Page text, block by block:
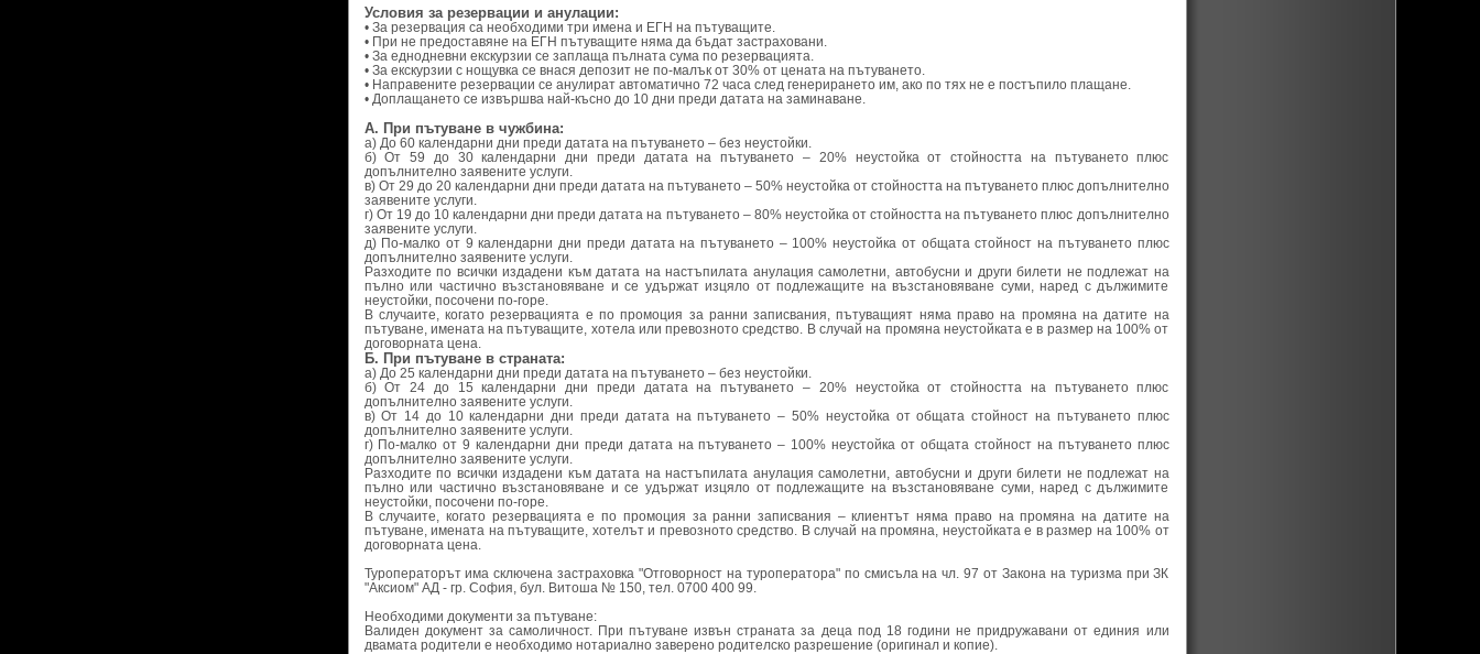
Условия за резервации и анулации:
• За резервация са необходими три имена и ЕГН на пътуващите.
• При не предоставяне на ЕГН пътуващите няма да бъдат застраховани.
• За еднодневни екскурзии се заплаща пълната сума по резервацията.
• За екскурзии с нощувка се внася депозит не по-малък от 30% от цената на пътуването.
• Направените резервации се анулират автоматично 72 часа след генерирането им, ако по тях не е постъпило плащане.
• Доплащането се извършва най-късно до 10 дни преди датата на заминаване.
А. При пътуване в чужбина:
а) До 60 календарни дни преди датата на пътуването – без неустойки.
б) От 59 до 30 календарни дни преди датата на пътуването – 20% неустойка от стойността на пътуването плюс
допълнително заявените услуги.
в) От 29 до 20 календарни дни преди датата на пътуването – 50% неустойка от стойността на пътуването плюс допълнително
заявените услуги.
г) От 19 до 10 календарни дни преди датата на пътуването – 80% неустойка от стойността на пътуването плюс допълнително
заявените услуги.
д) По-малко от 9 календарни дни преди датата на пътуването – 100% неустойка от общата стойност на пътуването плюс
допълнително заявените услуги.
Разходите по всички издадени към датата на настъпилата анулация самолетни, автобусни и други билети не подлежат на
пълно или частично възстановяване и се удържат изцяло от подлежащите на възстановяване суми, наред с дължимите
неустойки, посочени по-горе.
В случаите, когато резервацията е по промоция за ранни записвания, пътуващият няма право на промяна на датите на
пътуване, имената на пътуващите, хотела или превозното средство. В случай на промяна неустойката е в размер на 100% от
договорната цена.
Б. При пътуване в страната:
а) До 25 календарни дни преди датата на пътуването – без неустойки.
б) От 24 до 15 календарни дни преди датата на пътуването – 20% неустойка от стойността на пътуването плюс
допълнително заявените услуги.
в) От 14 до 10 календарни дни преди датата на пътуването – 50% неустойка от общата стойност на пътуването плюс
допълнително заявените услуги.
г) По-малко от 9 календарни дни преди датата на пътуването – 100% неустойка от общата стойност на пътуването плюс
допълнително заявените услуги.
Разходите по всички издадени към датата на настъпилата анулация самолетни, автобусни и други билети не подлежат на
пълно или частично възстановяване и се удържат изцяло от подлежащите на възстановяване суми, наред с дължимите
неустойки, посочени по-горе.
В случаите, когато резервацията е по промоция за ранни записвания – клиентът няма право на промяна на датите на
пътуване, имената на пътуващите, хотелът и превозното средство. В случай на промяна, неустойката е в размер на 100% от
договорната цена.
Туроператорът има сключена застраховка "Отговорност на туроператора" по смисъла на чл. 97 от Закона на туризма при ЗК
"Аксиом" АД - гр. София, бул. Витоша № 150, тел. 0700 400 99.
Необходими документи за пътуване:
Валиден документ за самоличност. При пътуване извън страната за деца под 18 години не придружавани от единия или
двамата родители е необходимо нотариално заверено родителско разрешение (оригинал и копие).